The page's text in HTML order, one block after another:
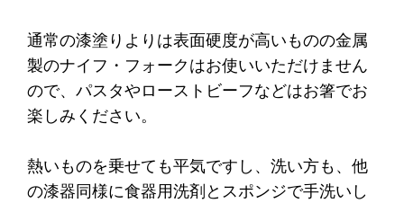
通常の漆塗りよりは表面硬度が高いものの金属
製のナイフ・フォークはお使いいただけません
ので、パスタやローストビーフなどはお箸でお
楽しみください。
熱いものを乗せても平気ですし、洗い方も、他
の漆器同様に食器用洗剤とスポンジで手洗いし